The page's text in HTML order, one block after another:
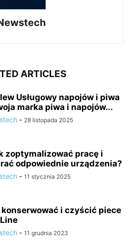
ARTICLES
Usługowy napojów i piwa
marka piwa i napojów...
- 28 listopada 2025
zoptymalizować pracę i
odpowiednie urządzenia?
- 11 stycznia 2025
konserwować i czyścić piece
- 11 grudnia 2023